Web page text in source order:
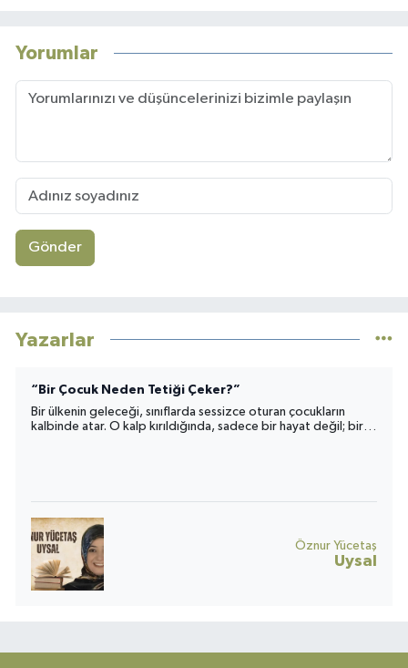
Yorumlar
Gönder
Yazarlar
“Bir Çocuk Neden Tetiği Çeker?”
Bir ülkenin geleceği, sınıflarda sessizce oturan çocukların
kalbinde atar. O kalp kırıldığında, sadece bir hayat değil; bir
Öznur Yücetaş
Uysal